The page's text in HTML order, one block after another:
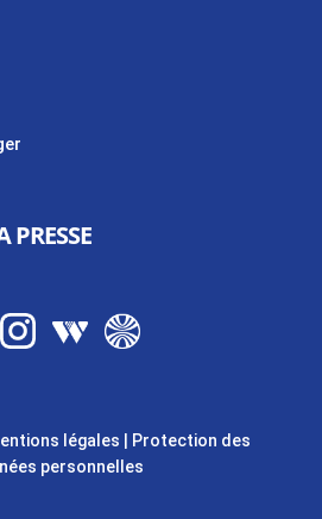
PRESSE
légales
Protection des
personnelles